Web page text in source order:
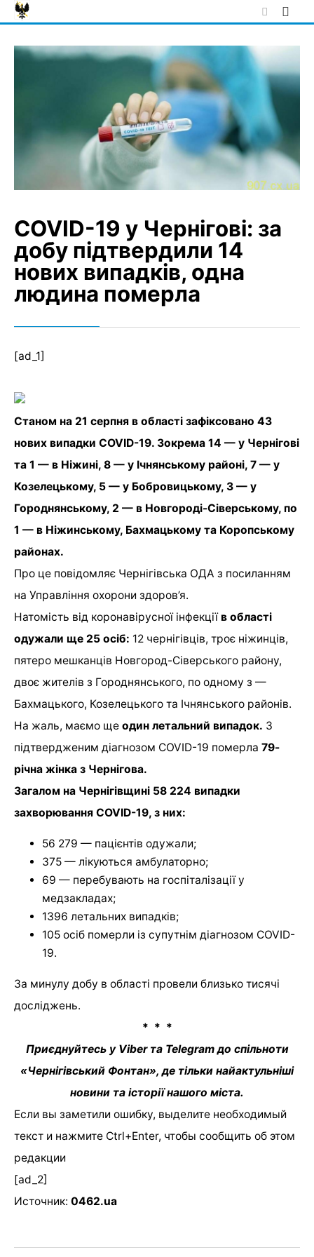
Skip
to
COVID-19 у Чернігові: за
добу підтвердили 14
нових випадків, одна
людина померла
[ad_1]
Станом на 21 серпня в області зафіксовано 43
нових випадки COVID-19. Зокрема 14 — у Чернігові
та 1 — в Ніжині, 8 — у Ічнянському районі, 7 — у
Козелецькому, 5 — у Бобровицькому, 3 — у
Городнянському, 2 — в Новгороді-Сіверському, по
1 — в Ніжинському, Бахмацькому та Коропському
районах.
Про це повідомляє Чернігівська ОДА з посиланням
на Управління охорони здоров’я.
Натомість від коронавірусної інфекції в області
одужали ще 25 осіб: 12 чернігівців, троє ніжинців,
пятеро мешканців Новгород-Сіверського району,
двоє жителів з Городнянського, по одному з —
Бахмацького, Козелецького та Ічнянського районів.
На жаль, маємо ще один летальний випадок. З
підтвердженим діагнозом COVID-19 померла 79-
річна жінка з Чернігова.
Загалом на Чернігівщині 58 224 випадки
захворювання COVID-19, з них:
56 279 — пацієнтів одужали;
375 — лікуються амбулаторно;
69 — перебувають на госпіталізації у
медзакладах;
1396 летальних випадків;
105 осіб померли із супутнім діагнозом COVID-
19.
За минулу добу в області провели близько тисячі
досліджень.
* * *
Приєднуйтесь у Viber та Telegram до спільноти
«Чернігівський Фонтан», де тільки найактульніші
новини та історії нашого міста.
Если вы заметили ошибку, выделите необходимый
текст и нажмите Ctrl+Enter, чтобы сообщить об этом
редакции
[ad_2]
Источник: 0462.ua